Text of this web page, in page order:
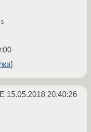
15.05.2018 20:40:26